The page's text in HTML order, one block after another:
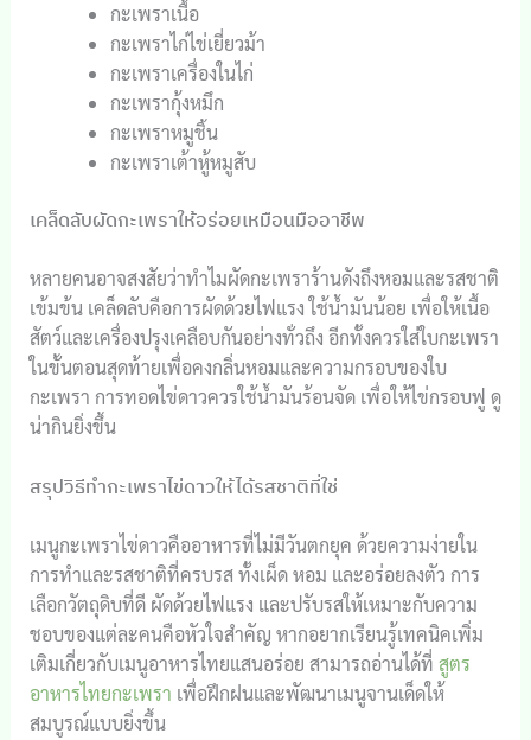
กะเพราเนื้อ
กะเพราไก่ไข่เยี่ยวม้า
กะเพราเครื่องในไก่
กะเพรากุ้งหมึก
กะเพราหมูชิ้น
กะเพราเต้าหู้หมูสับ
เคล็ดลับผัดกะเพราให้อร่อยเหมือนมืออาชีพ
หลายคนอาจสงสัยว่าทำไมผัดกะเพราร้านดังถึงหอมและรสชาติ
เข้มข้น เคล็ดลับคือการผัดด้วยไฟแรง ใช้น้ำมันน้อย เพื่อให้เนื้อ
สัตว์และเครื่องปรุงเคลือบกันอย่างทั่วถึง อีกทั้งควรใส่ใบกะเพรา
ในขั้นตอนสุดท้ายเพื่อคงกลิ่นหอมและความกรอบของใบ
กะเพรา การทอดไข่ดาวควรใช้น้ำมันร้อนจัด เพื่อให้ไข่กรอบฟู ดู
น่ากินยิ่งขึ้น
สรุปวิธีทำกะเพราไข่ดาวให้ได้รสชาติที่ใช่
เมนูกะเพราไข่ดาวคืออาหารที่ไม่มีวันตกยุค ด้วยความง่ายใน
การทำและรสชาติที่ครบรส ทั้งเผ็ด หอม และอร่อยลงตัว การ
เลือกวัตถุดิบที่ดี ผัดด้วยไฟแรง และปรับรสให้เหมาะกับความ
ชอบของแต่ละคนคือหัวใจสำคัญ หากอยากเรียนรู้เทคนิคเพิ่ม
เติมเกี่ยวกับเมนูอาหารไทยแสนอร่อย สามารถอ่านได้ที่ สูตร
อาหารไทยกะเพรา เพื่อฝึกฝนและพัฒนาเมนูจานเด็ดให้
สมบูรณ์แบบยิ่งขึ้น